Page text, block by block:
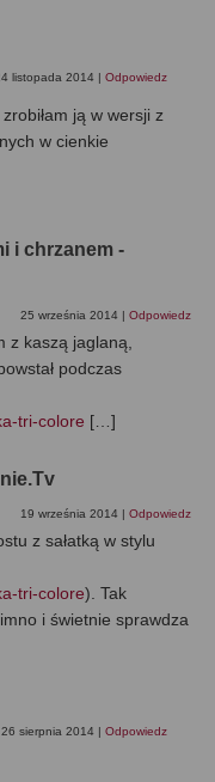
listopada 2014 | Odpowiedz
ją w wersji z
w cienkie
i chrzanem -
25 września 2014 | Odpowiedz
z kaszą jaglaną,
podczas
tri-colore […]
19 września 2014 | Odpowiedz
z sałatką w stylu
tri-colore). Tak
i świetnie sprawdza
26 sierpnia 2014 | Odpowiedz